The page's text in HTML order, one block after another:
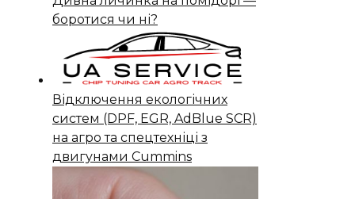
боротися чи ні?
Відключення екологічних
систем (DPF, EGR, AdBlue SCR)
на агро та спецтехніці з
двигунами Cummins